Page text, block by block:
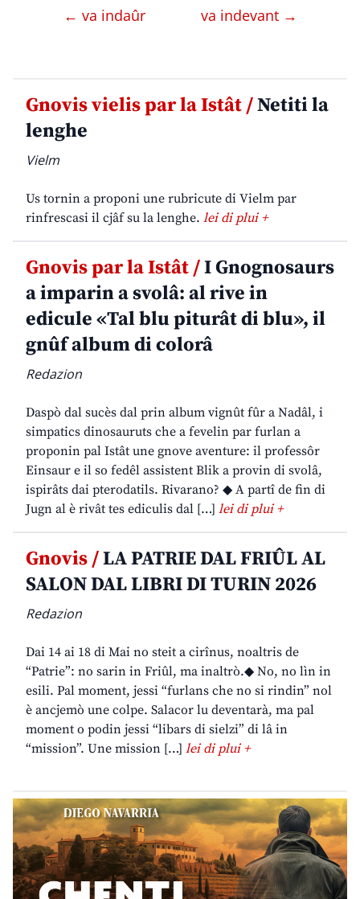
← va indaûr va indevant →
Gnovis vielis par la Istât /Netiti la
lenghe
Vielm
Us tornin a proponi une rubricute di Vielm par
rinfrescasi il cjâf su la lenghe. lei di plui +
Gnovis par la Istât /I Gnognosaurs
a imparin a svolâ: al rive in
edicule «Tal blu piturât di blu», il
gnûf album di colorâ
Redazion
Daspò dal sucès dal prin album vignût fûr a Nadâl, i
simpatics dinosauruts che a fevelin par furlan a
proponin pal Istât une gnove aventure: il professôr
Einsaur e il so fedêl assistent Blik a provin di svolâ,
ispirâts dai pterodatils. Rivarano? ◆ A partî de fin di
Jugn al è rivât tes ediculis dal […] lei di plui +
Gnovis /LA PATRIE DAL FRIÛL AL
SALON DAL LIBRI DI TURIN 2026
Redazion
Dai 14 ai 18 di Mai no steit a cirînus, noaltris de
“Patrie”: no sarin in Friûl, ma inaltrò.◆ No, no lìn in
esili. Pal moment, jessi “furlans che no si rindin” nol
è ancjemò une colpe. Salacor lu deventarà, ma pal
moment o podin jessi “libars di sielzi” di lâ in
“mission”. Une mission […] lei di plui +